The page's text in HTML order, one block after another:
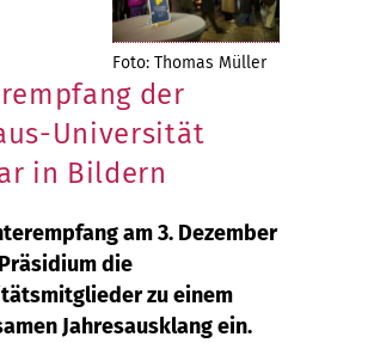
Foto: Thomas Müller
der
Universität
in Bildern
am 3. Dezember
die
zu einem
Jahresausklang ein.